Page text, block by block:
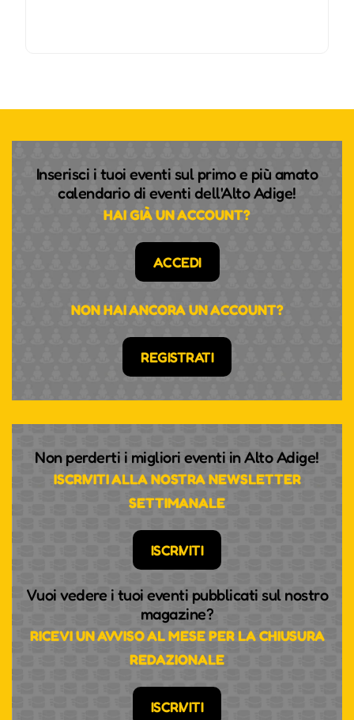
Inserisci i tuoi eventi sul primo e più amato
calendario di eventi dell'Alto Adige!
HAI GIÀ UN ACCOUNT?
ACCEDI
NON HAI ANCORA UN ACCOUNT?
REGISTRATI
Non perderti i migliori eventi in Alto Adige!
ISCRIVITI ALLA NOSTRA NEWSLETTER
SETTIMANALE
ISCRIVITI
Vuoi vedere i tuoi eventi pubblicati sul nostro
magazine?
RICEVI UN AVVISO AL MESE PER LA CHIUSURA
REDAZIONALE
ISCRIVITI